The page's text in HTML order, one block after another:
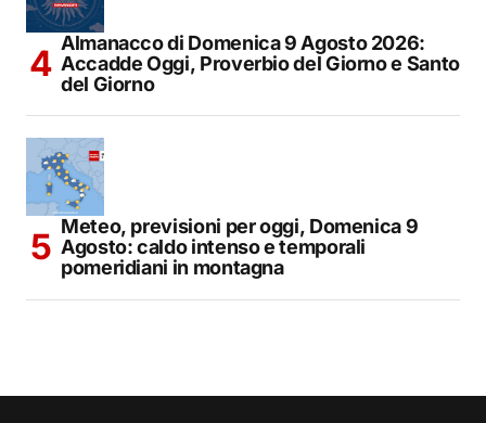
Almanacco di Domenica 9 Agosto 2026:
Accadde Oggi, Proverbio del Giorno e Santo
del Giorno
Meteo, previsioni per oggi, Domenica 9
Agosto: caldo intenso e temporali
pomeridiani in montagna